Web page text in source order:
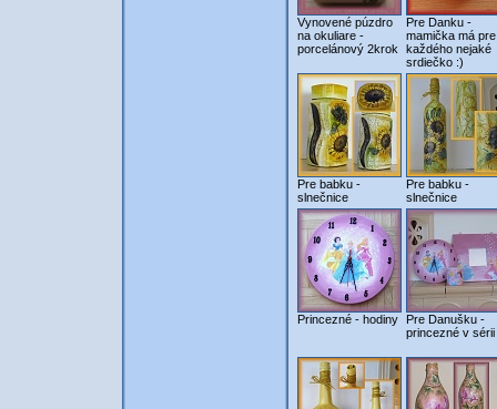
Vynovené púzdro
na okuliare -
porcelánový 2krok
Pre Danku -
mamička má pre
každého nejaké
srdiečko :)
Pre babku -
slnečnice
Pre babku -
slnečnice
Princezné - hodiny
Pre Danušku -
princezné v sérii